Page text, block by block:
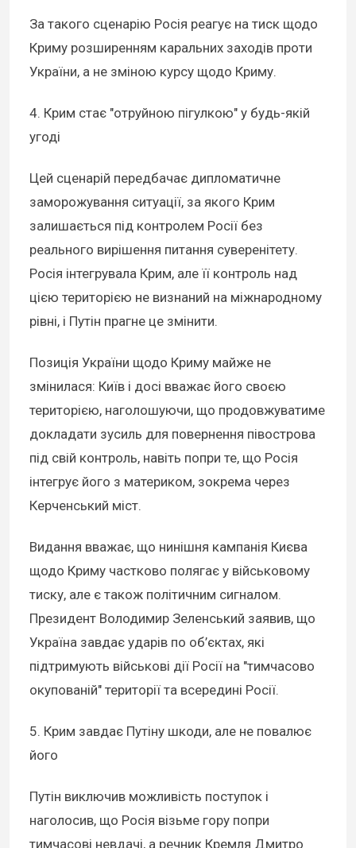
За такого сценарію Росія реагує на тиск щодо
Криму розширенням каральних заходів проти
України, а не зміною курсу щодо Криму.
4. Крим стає "отруйною пігулкою" у будь-якій
угоді
Цей сценарій передбачає дипломатичне
заморожування ситуації, за якого Крим
залишається під контролем Росії без
реального вирішення питання суверенітету.
Росія інтегрувала Крим, але її контроль над
цією територією не визнаний на міжнародному
рівні, і Путін прагне це змінити.
Позиція України щодо Криму майже не
змінилася: Київ і досі вважає його своєю
територією, наголошуючи, що продовжуватиме
докладати зусиль для повернення півострова
під свій контроль, навіть попри те, що Росія
інтегрує його з материком, зокрема через
Керченський міст.
Видання вважає, що нинішня кампанія Києва
щодо Криму частково полягає у військовому
тиску, але є також політичним сигналом.
Президент Володимир Зеленський заявив, що
Україна завдає ударів по об’єктах, які
підтримують військові дії Росії на "тимчасово
окупованій" території та всередині Росії.
5. Крим завдає Путіну шкоди, але не повалює
його
Путін виключив можливість поступок і
наголосив, що Росія візьме гору попри
тимчасові невдачі, а речник Кремля Дмитро